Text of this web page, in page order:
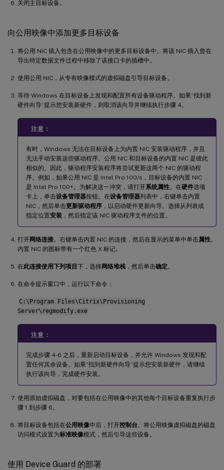
关闭主目标设备。
向公用映像中添加更多目标设备
将公用 NIC 插入包含在公用映像中的更多目标设备中。将该 NIC 插入曾在
导出特定数据文件过程中移除了该接口卡的插槽中。
使用公用 NIC，从专有映像模式的虚拟磁盘引导目标设备。
等待 Windows 在目标设备上发现和配置所有设备驱动程序。如果“找到新
硬件向导”提示您安装新硬件，则取消该向导并继续执行步骤 4。
注意：
有时，Windows 无法在目标设备上为内置 NIC 安装驱动程序，并且
无法手动安装这些驱动程序。公用 NIC 和目标设备的内置 NIC 是彼此
相似的。因此，驱动程序安装程序将尝试更新这两个 NIC 的驱动程
序。例如，如果公用 NIC 是 Intel Pro 100/s，目标设备的内置 NIC
是 Intel Pro 100+。为解决这一冲突，请打开系统属性。在硬件选项
卡上，单击设备管理器按钮。在设备管理器列表中，右键单击内置
NIC，然后单击更新驱动程序 ，以启动硬件更新向导。选择从列表或
指定位置安装 ，然后指定该 NIC 驱动程序文件的位置。
打开网络连接。右键单击内置 NIC 的连接，然后在显示的菜单中单击属性。
内置 NIC 的图标带有一个红色 X 标记。
在此连接使用下列项目 下，选择网络堆栈 ，然后单击确定。
在命令提示窗口中，运行以下命令：
C:\Program Files\Citrix\Provisioning
Server\regmodify.exe
注意：
完成步骤 4-6 之后，重新启动目标设备，并允许 Windows 发现和配
置任何其余设备。如果“找到新硬件向导”提示您安装新硬件，请继续
执行该向导，完成硬件安装。
使用原始虚拟磁盘，对要包括在公用映像中的其他每个目标设备重复执行步
骤 1 到步骤 6。
将目标设备包括在公用映像中后，打开控制台。将公用映像虚拟磁盘的磁盘
访问模式设置为标准映像模式，然后引导这些设备。
使用 Device Guard 的部署